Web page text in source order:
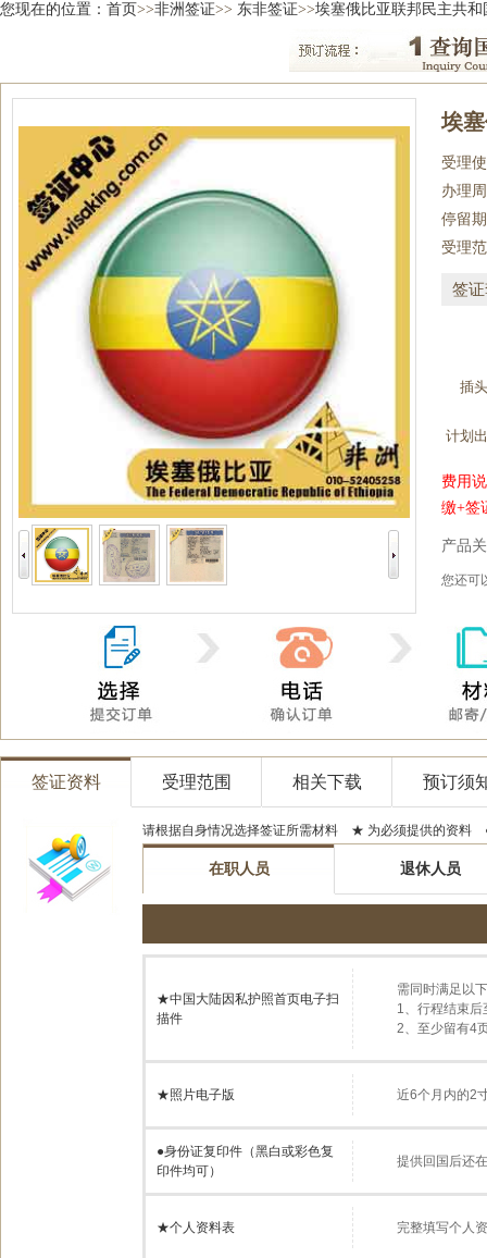
您现在的位置： 首页>>非洲签证>> 东非签证>>埃塞俄比亚联邦民主共和
埃
受理
办理
停留
受理
签
插
计划
费用
缴+签
产品
您还
签证资料 受理范围 相关下载 预订须
请根据自身情况选择签证所需材料 ★ 为必须提供的资料
在职人员 退休人员
★中国大陆因私护照首页电子扫
描件
需同时满足以
1、行程结束
2、至少留有4
★照片电子版 近6个月内的2
●身份证复印件（黑白或彩色复
印件均可）
提供回国后还
★个人资料表 完整填写个人